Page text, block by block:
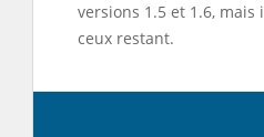
versions 1.5 et 1.6,
ceux restant.